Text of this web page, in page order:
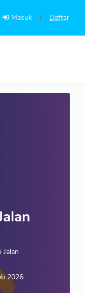
Masuk | Daftar
2026